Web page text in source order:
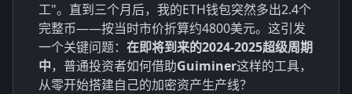
工"。直到三个月后，我的ETH钱包突然多出2.4个
完整币——按当时市价折算约4800美元。这引发
一个关键问题： 在即将到来的2024-2025超级周期
中，普通投资者如何借助Guiminer这样的工具，
从零开始搭建自己的加密资产生产线？